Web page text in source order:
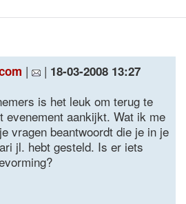
| | 18-03-2008 13:27
is het leuk om terug te
evenement aankijkt. Wat ik me
vragen beantwoordt die je in je
jl. hebt gesteld. Is er iets